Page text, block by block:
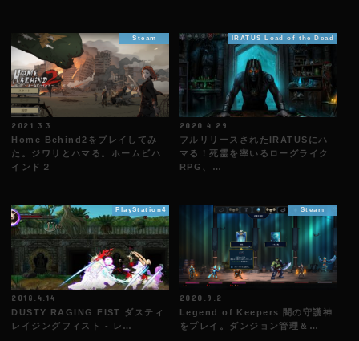
Steam
2021.3.3
Home Behind2をプレイしてみ
た。ジワリとハマる。ホームビハ
インド２
IRATUS Load of the Dead
2020.4.29
フルリリースされたIRATUSにハ
マる！死霊を率いるローグライク
RPG、…
PlayStation4
2018.4.14
DUSTY RAGING FIST ダスティ
レイジングフィスト - レ…
Steam
2020.9.2
Legend of Keepers 闇の守護神
をプレイ。ダンジョン管理＆…